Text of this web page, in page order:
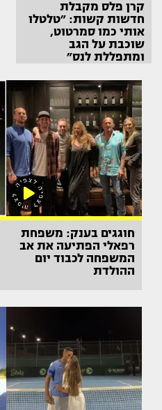
קרן פלס מקבלת
חדשות קשות: ״טלטלו
אותי כמו סמרטוט,
שוכבת על הגב
ומתפללת לנס״
חוגגים בענק: משפחת
רפאלי הפתיעה את אב
המשפחה לכבוד יום
ההולדת